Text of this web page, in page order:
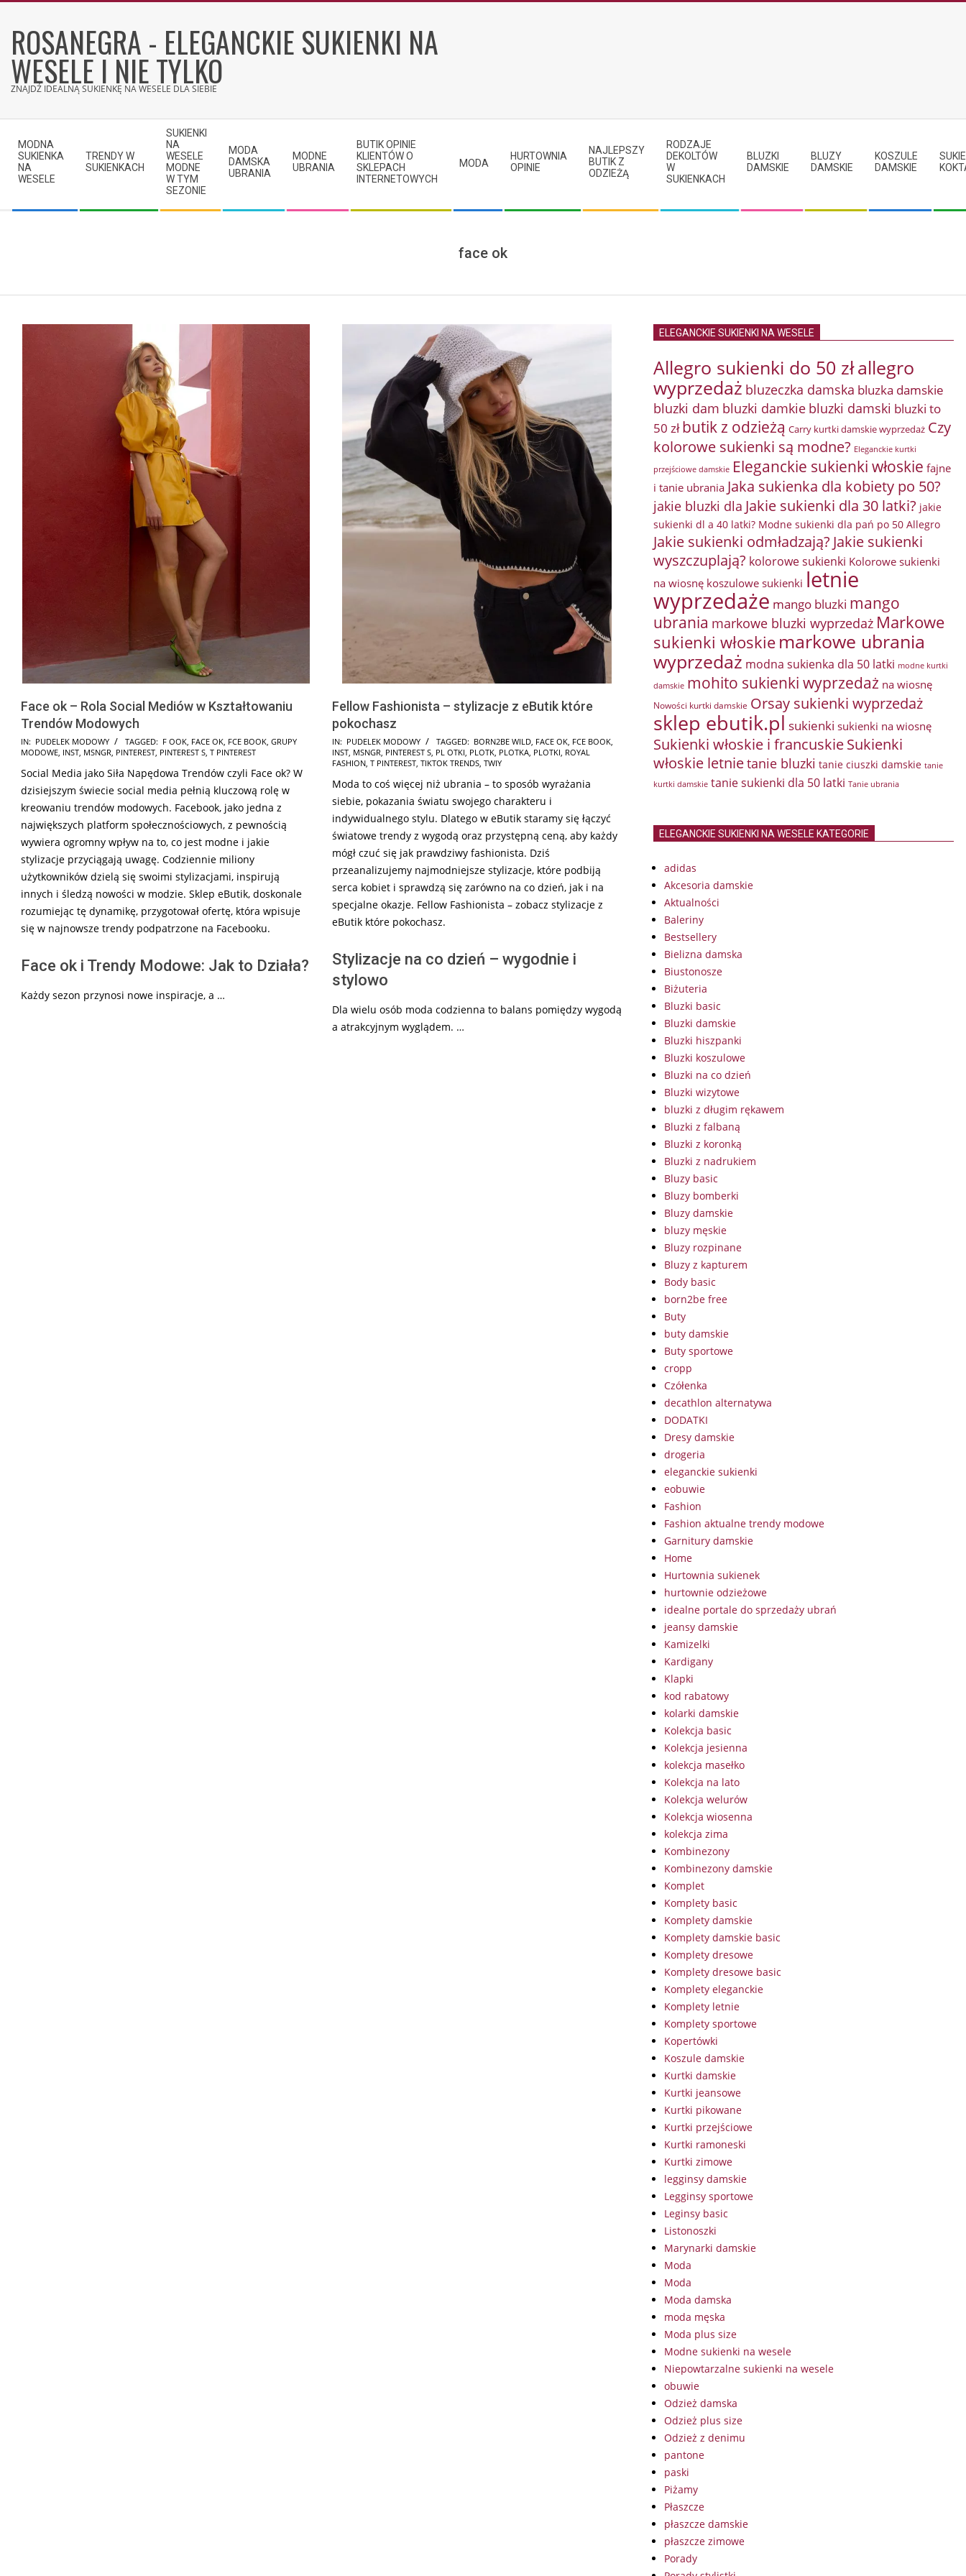
contentROSANEGRA - ELEGANCKIE SUKIENKI NA
WESELE I NIE TYLKO
ZNAJDŹ IDEALNĄ SUKIENKĘ NA WESELE DLA SIEBIE
Navigation
Menu
MODNA
SUKIENKA
NA
WESELE
TRENDY W
SUKIENKACH
SUKIENKI
NA
WESELE
MODNE
W TYM
SEZONIE
MODA
DAMSKA
UBRANIA
MODNE
UBRANIA
BUTIK OPINIE
KLIENTÓW O
SKLEPACH
INTERNETOWYCH
MODA
HURTOWNIA
OPINIE
NAJLEPSZY
BUTIK Z
ODZIEŻĄ
RODZAJE
DEKOLTÓW
W
SUKIENKACH
BLUZKI
DAMSKIE
BLUZY
DAMSKIE
KOSZULE
DAMSKIE
face ok
Face ok – Rola Social Mediów w Kształtowaniu
Trendów Modowych
2026-
02-
19
IN: PUDELEK MODOWY TAGGED: F OOK, FACE OK, FCE BOOK, GRUPY
MODOWE, INST, MSNGR, PINTEREST, PINTEREST S, T PINTEREST
Social Media jako Siła Napędowa Trendów czyli Face ok? W
dzisiejszym świecie social media pełnią kluczową rolę w
kreowaniu trendów modowych. Facebook, jako jedna z
największych platform społecznościowych, z pewnością
wywiera ogromny wpływ na to, co jest modne i jakie
stylizacje przyciągają uwagę. Codziennie miliony
użytkowników dzielą się swoimi stylizacjami, inspirują
innych i śledzą nowości w modzie. Sklep eButik, doskonale
rozumiejąc tę dynamikę, przygotował ofertę, która wpisuje
się w najnowsze trendy podpatrzone na Facebooku.
Face ok i Trendy Modowe: Jak to Działa?
Każdy sezon przynosi nowe inspiracje, a …
Fellow Fashionista – stylizacje z eButik które
pokochasz
2025-
01-
IN: PUDELEK MODOWY TAGGED: BORN2BE WILD, FACE OK, FCE BOOK,
INST, MSNGR, PINTEREST S, PL OTKI, PLOTK, PLOTKA, PLOTKI, ROYAL
FASHION, T PINTEREST, TIKTOK TRENDS, TWIY
Moda to coś więcej niż ubrania – to sposób wyrażania
siebie, pokazania światu swojego charakteru i
indywidualnego stylu. Dlatego w eButik staramy się łączyć
światowe trendy z wygodą oraz przystępną ceną, aby każdy
mógł czuć się jak prawdziwy fashionista. Dziś
przeanalizujemy najmodniejsze stylizacje, które podbiją
serca kobiet i sprawdzą się zarówno na co dzień, jak i na
specjalne okazje. Fellow Fashionista – zobacz stylizacje z
eButik które pokochasz.
Stylizacje na co dzień – wygodnie i
stylowo
Dla wielu osób moda codzienna to balans pomiędzy wygodą
a atrakcyjnym wyglądem. …
ELEGANCKIE SUKIENKI NA WESELE
Allegro sukienki do 50 złallegro
wyprzedaż bluzeczka damska bluzka damskie
bluzki dam bluzki damkie bluzki damski bluzki to
50 zł butik z odzieżą Carry kurtki damskie wyprzedaż Czy
kolorowe sukienki są modne? Eleganckie kurtki
przejściowe damskie Eleganckie sukienki włoskie fajne
i tanie ubrania Jaka sukienka dla kobiety po 50?
jakie bluzki dla Jakie sukienki dla 30 latki? jakie
sukienki dl a 40 latki? Modne sukienki dla pań po 50 Allegro
Jakie sukienki odmładzają? Jakie sukienki
wyszczuplają? kolorowe sukienki Kolorowe sukienki
na wiosnę koszulowe sukienki letnie
wyprzedaże mango bluzki mango
ubrania markowe bluzki wyprzedaż Markowe
sukienki włoskie markowe ubrania
wyprzedaż modna sukienka dla 50 latki modne kurtki
damskie mohito sukienki wyprzedaż na wiosnę
Nowości kurtki damskie Orsay sukienki wyprzedaż
sklep ebutik.pl sukienki sukienki na wiosnę
Sukienki włoskie i francuskieSukienki
włoskie letnietanie bluzki tanie ciuszki damskie tanie
kurtki damskie tanie sukienki dla 50 latki Tanie ubrania
ELEGANCKIE SUKIENKI NA WESELE KATEGORIE
adidas
Akcesoria damskie
Aktualności
Baleriny
Bestsellery
Bielizna damska
Biustonosze
Biżuteria
Bluzki basic
Bluzki damskie
Bluzki hiszpanki
Bluzki koszulowe
Bluzki na co dzień
Bluzki wizytowe
bluzki z długim rękawem
Bluzki z falbaną
Bluzki z koronką
Bluzki z nadrukiem
Bluzy basic
Bluzy bomberki
Bluzy damskie
bluzy męskie
Bluzy rozpinane
Bluzy z kapturem
Body basic
born2be free
Buty
buty damskie
Buty sportowe
cropp
Czółenka
decathlon alternatywa
DODATKI
Dresy damskie
drogeria
eleganckie sukienki
eobuwie
Fashion
Fashion aktualne trendy modowe
Garnitury damskie
Home
Hurtownia sukienek
hurtownie odzieżowe
idealne portale do sprzedaży ubrań
jeansy damskie
Kamizelki
Kardigany
Klapki
kod rabatowy
kolarki damskie
Kolekcja basic
Kolekcja jesienna
kolekcja masełko
Kolekcja na lato
Kolekcja welurów
Kolekcja wiosenna
kolekcja zima
Kombinezony
Kombinezony damskie
Komplet
Komplety basic
Komplety damskie
Komplety damskie basic
Komplety dresowe
Komplety dresowe basic
Komplety eleganckie
Komplety letnie
Komplety sportowe
Kopertówki
Koszule damskie
Kurtki damskie
Kurtki jeansowe
Kurtki pikowane
Kurtki przejściowe
Kurtki ramoneski
Kurtki zimowe
legginsy damskie
Legginsy sportowe
Leginsy basic
Listonoszki
Marynarki damskie
Moda
Moda
Moda damska
moda męska
Moda plus size
Modne sukienki na wesele
Niepowtarzalne sukienki na wesele
obuwie
Odzież damska
Odzież plus size
Odzież z denimu
pantone
paski
Piżamy
Płaszcze
płaszcze damskie
płaszcze zimowe
Porady